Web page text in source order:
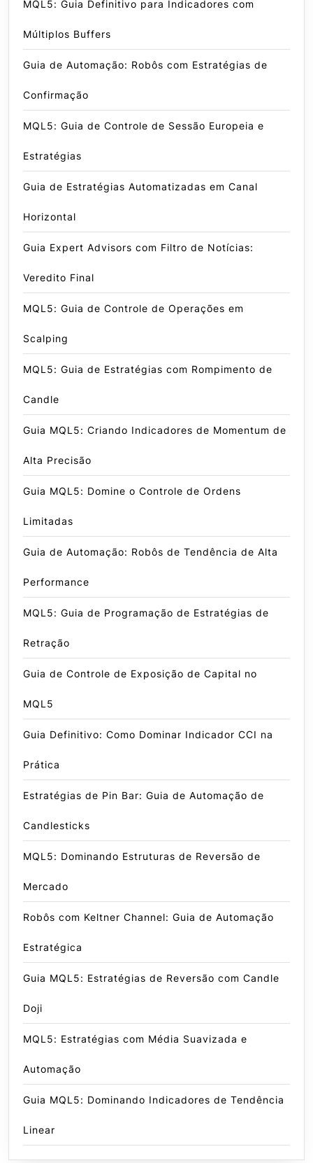
MQL5: Guia Definitivo para Indicadores com
Múltiplos Buffers
Guia de Automação: Robôs com Estratégias de
Confirmação
MQL5: Guia de Controle de Sessão Europeia e
Estratégias
Guia de Estratégias Automatizadas em Canal
Horizontal
Guia Expert Advisors com Filtro de Notícias:
Veredito Final
MQL5: Guia de Controle de Operações em
Scalping
MQL5: Guia de Estratégias com Rompimento de
Candle
Guia MQL5: Criando Indicadores de Momentum de
Alta Precisão
Guia MQL5: Domine o Controle de Ordens
Limitadas
Guia de Automação: Robôs de Tendência de Alta
Performance
MQL5: Guia de Programação de Estratégias de
Retração
Guia de Controle de Exposição de Capital no
MQL5
Guia Definitivo: Como Dominar Indicador CCI na
Prática
Estratégias de Pin Bar: Guia de Automação de
Candlesticks
MQL5: Dominando Estruturas de Reversão de
Mercado
Robôs com Keltner Channel: Guia de Automação
Estratégica
Guia MQL5: Estratégias de Reversão com Candle
Doji
MQL5: Estratégias com Média Suavizada e
Automação
Guia MQL5: Dominando Indicadores de Tendência
Linear